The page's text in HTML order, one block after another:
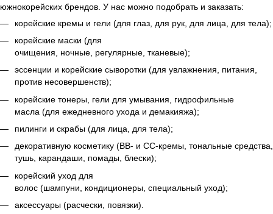
южнокорейских брендов. У нас можно подобрать и заказать:
корейские кремы и гели (для глаз , для рук, для лица, для тела);
корейские маски (для
очищения
ночные регулярные тканевые);
эссенции и корейские сыворотки (для увлажнения, питания,
против несовершенств);
корейские тонеры , гели для умывания, гидрофильные
масла (для ежедневного ухода и демакияжа);
пилинги и скрабы (для лица, для тела);
декоративную косметику (ВВ- и СС-кремы, тональные средства,
тушь, карандаши, помады, блески);
корейский уход для
волос (шампуни кондиционеры специальный уход);
аксессуары (расчески, повязки).